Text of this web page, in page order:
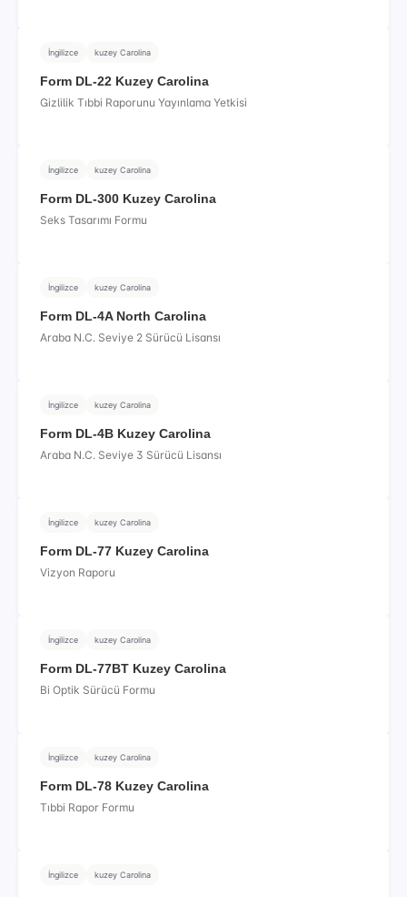
İngilizce kuzey Carolina
Form DL-22 Kuzey Carolina
Gizlilik Tıbbi Raporunu Yayınlama Yetkisi
İngilizce kuzey Carolina
Form DL-300 Kuzey Carolina
Seks Tasarımı Formu
İngilizce kuzey Carolina
Form DL-4A North Carolina
Araba N.C. Seviye 2 Sürücü Lisansı
İngilizce kuzey Carolina
Form DL-4B Kuzey Carolina
Araba N.C. Seviye 3 Sürücü Lisansı
İngilizce kuzey Carolina
Form DL-77 Kuzey Carolina
Vizyon Raporu
İngilizce kuzey Carolina
Form DL-77BT Kuzey Carolina
Bi Optik Sürücü Formu
İngilizce kuzey Carolina
Form DL-78 Kuzey Carolina
Tıbbi Rapor Formu
İngilizce kuzey Carolina